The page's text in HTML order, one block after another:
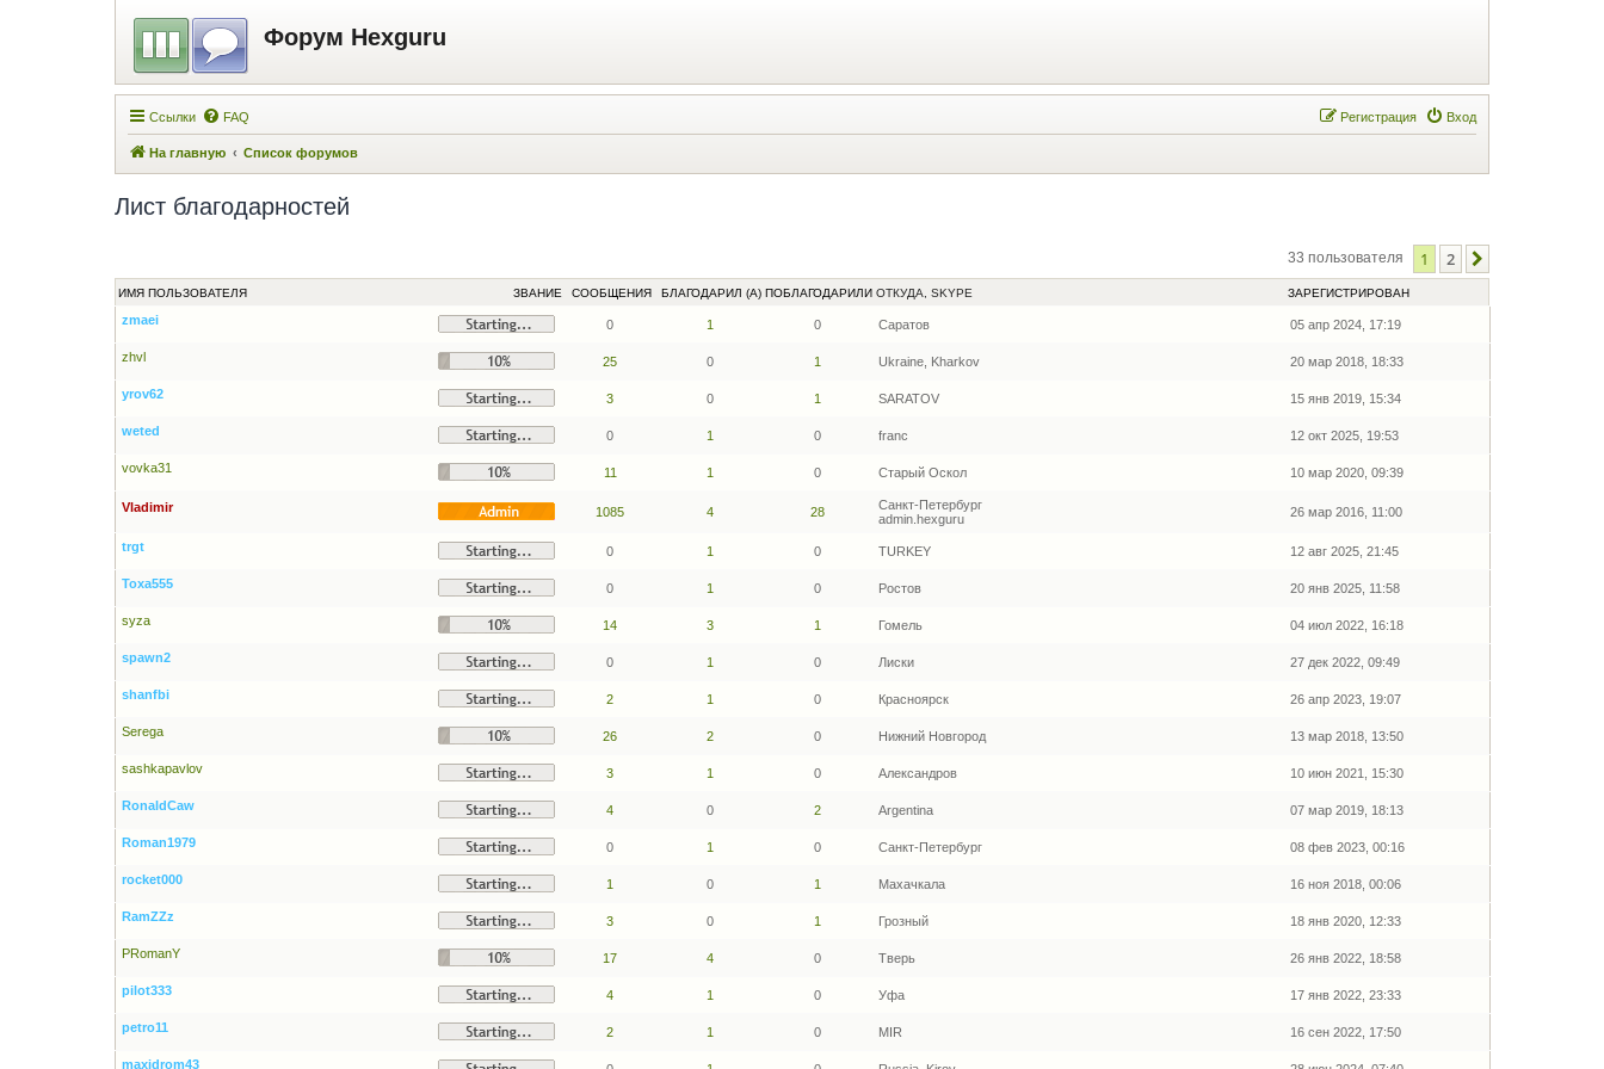
Форум Hexguru
Ссылки FAQ Вход
Регистрация
На главную Список форумов
Лист благодарностей
33 пользователя 1 2
ЗВАНИЕ
ИМЯ ПОЛЬЗОВАТЕЛЯ СООБЩЕНИЯ БЛАГОДАРИЛ (А) ПОБЛАГОДАРИЛИ ОТКУДА, SKYPE ЗАРЕГИСТРИРОВАН
zmaei 0 1 0 Cаратов 05 апр 2024, 17:19
zhvl 25 0 1 Ukraine, Kharkov 20 мар 2018, 18:33
yrov62 3 0 1 SARATOV 15 янв 2019, 15:34
weted 0 1 0 franc 12 окт 2025, 19:53
vovka31 11 1 0 Старый Оскол 10 мар 2020, 09:39
Vladimir 1085 4 28
Санкт-Петербург
admin.hexguru
26 мар 2016, 11:00
trgt 0 1 0 TURKEY 12 авг 2025, 21:45
Toxa555 0 1 0 Ростов 20 янв 2025, 11:58
syza 14 3 1 Гомель 04 июл 2022, 16:18
spawn2 0 1 0 Лиски 27 дек 2022, 09:49
shanfbi 2 1 0 Красноярск 26 апр 2023, 19:07
Serega 26 2 0 Нижний Новгород 13 мар 2018, 13:50
sashkapavlov 3 1 0 Александров 10 июн 2021, 15:30
RonaldCaw 4 0 2 Argentina 07 мар 2019, 18:13
Roman1979 0 1 0 Санкт-Петербург 08 фев 2023, 00:16
rocket000 1 0 1 Махачкала 16 ноя 2018, 00:06
RamZZz 3 0 1 Грозный 18 янв 2020, 12:33
PRomanY 17 4 0 Тверь 26 янв 2022, 18:58
pilot333 4 1 0 Уфа 17 янв 2022, 23:33
petro11 2 1 0 MIR 16 сен 2022, 17:50
maxidrom43